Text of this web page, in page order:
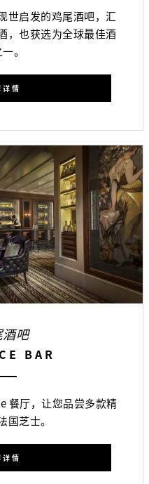
世启发的鸡尾酒吧，汇
，也获选为全球最佳酒
。
详情
吧
BAR
餐厅，让您品尝多款精
国芝士。
详情